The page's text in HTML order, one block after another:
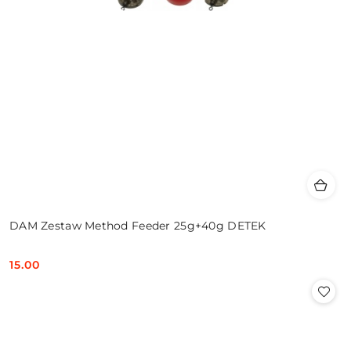
DAM Zestaw Method Feeder 25g+40g DETEK
Cena:
15.00